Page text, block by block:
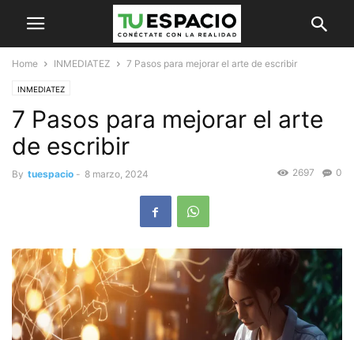
Home INMEDIATEZ 7 Pasos para mejorar el arte de escribir
INMEDIATEZ
7 Pasos para mejorar el arte
de escribir
By tuespacio - 8 marzo, 2024 0
2697